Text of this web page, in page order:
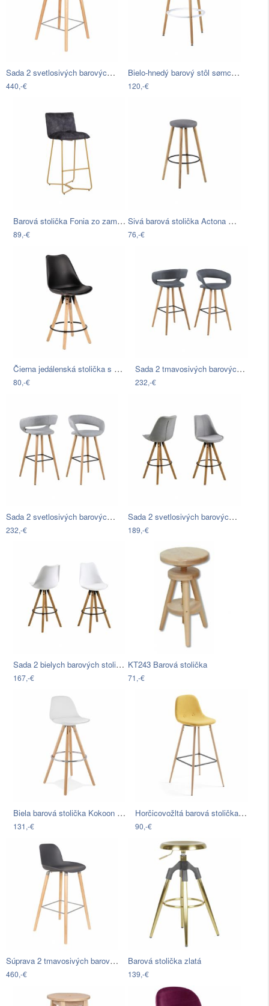
Sada 2 svetlosivých barových stoličiek…
440,-€
Bielo-hnedý barový stôl sømcasa Thea,…
120,-€
Barová stolička Fonia zo zamatu -…
89,-€
Sivá barová stolička Actona Hector Wood
76,-€
Čierna jedálenská stolička s podnožím z…
80,-€
Sada 2 tmavosivých barových stoličiek…
232,-€
Sada 2 svetlosivých barových stoličiek…
232,-€
Sada 2 svetlosivých barových stoličiek…
189,-€
Sada 2 bielych barových stoličiek…
167,-€
KT243 Barová stolička
71,-€
Biela barová stolička Kokoon Anau,…
131,-€
Horčicovožltá barová stolička La Forma…
90,-€
Súprava 2 tmavosivých barových…
460,-€
Barová stolička zlatá
139,-€